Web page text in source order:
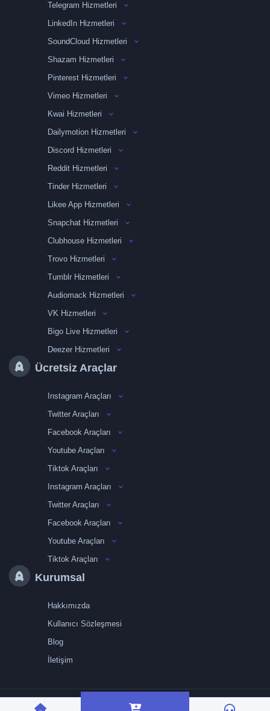
Telegram Hizmetleri
LinkedIn Hizmetleri
SoundCloud Hizmetleri
Shazam Hizmetleri
Pinterest Hizmetleri
Vimeo Hizmetleri
Kwai Hizmetleri
Dailymotion Hizmetleri
Discord Hizmetleri
Reddit Hizmetleri
Tinder Hizmetleri
Likee App Hizmetleri
Snapchat Hizmetleri
Clubhouse Hizmetleri
Trovo Hizmetleri
Tumblr Hizmetleri
Audiomack Hizmetleri
VK Hizmetleri
Bigo Live Hizmetleri
Deezer Hizmetleri
Ücretsiz Araçlar
Instagram Araçları
Twitter Araçları
Facebook Araçları
Youtube Araçları
Tiktok Araçları
Instagram Araçları
Twitter Araçları
Facebook Araçları
Youtube Araçları
Tiktok Araçları
Kurumsal
Hakkımızda
Kullanıcı Sözleşmesi
Blog
İletişim
TRMedya 2026 © Tüm